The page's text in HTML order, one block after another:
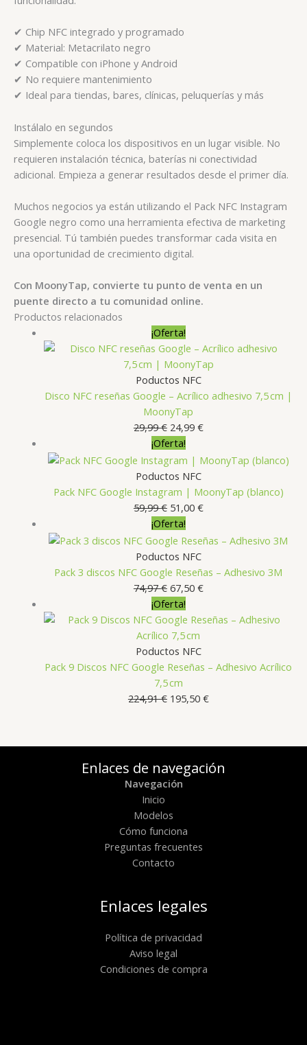
✔ Chip NFC integrado y programado
✔ Material: Metacrilato negro
✔ Compatible con iPhone y Android
✔ No requiere mantenimiento
✔ Ideal para tiendas, bares, clínicas, peluquerías y más
Instálalo en segundos
Simplemente coloca los dispositivos en un lugar visible. No
requieren instalación técnica, baterías ni conectividad
adicional. Empieza a generar resultados desde el primer día.
Muchos negocios ya están utilizando el Pack NFC Instagram
Google negro como una herramienta efectiva de marketing
presencial. Tú también puedes transformar cada visita en
una oportunidad de crecimiento digital.
Con MoonyTap, convierte tu punto de venta en un
puente directo a tu comunidad online.
Productos relacionados
¡Oferta!
Poductos NFC
Disco NFC reseñas Google – Acrílico adhesivo 7,5 cm |
MoonyTap
29,99€ El
precio
original
era:
29,99 €.
24,99 €El
actual
24,99 €.
¡Oferta!
Poductos NFC
Pack NFC Google Instagram | MoonyTap (blanco)
59,99€ El
precio
original
era:
59,99 €.
51,00 €El
actual
51,00 €.
¡Oferta!
Poductos NFC
Pack 3 discos NFC Google Reseñas – Adhesivo 3M
74,97€ El
precio
original
era:
74,97 €.
67,50 €El
actual
¡Oferta!
Poductos NFC
Pack 9 Discos NFC Google Reseñas – Adhesivo Acrílico
7,5 cm
224,91€ El
era:
224,91 €.
195,50 €El
es:
195,50 €.
Enlaces de navegación
Navegación
Inicio
Modelos
Cómo funciona
Preguntas frecuentes
Contacto
Enlaces legales
Política de privacidad
Aviso legal
Condiciones de compra